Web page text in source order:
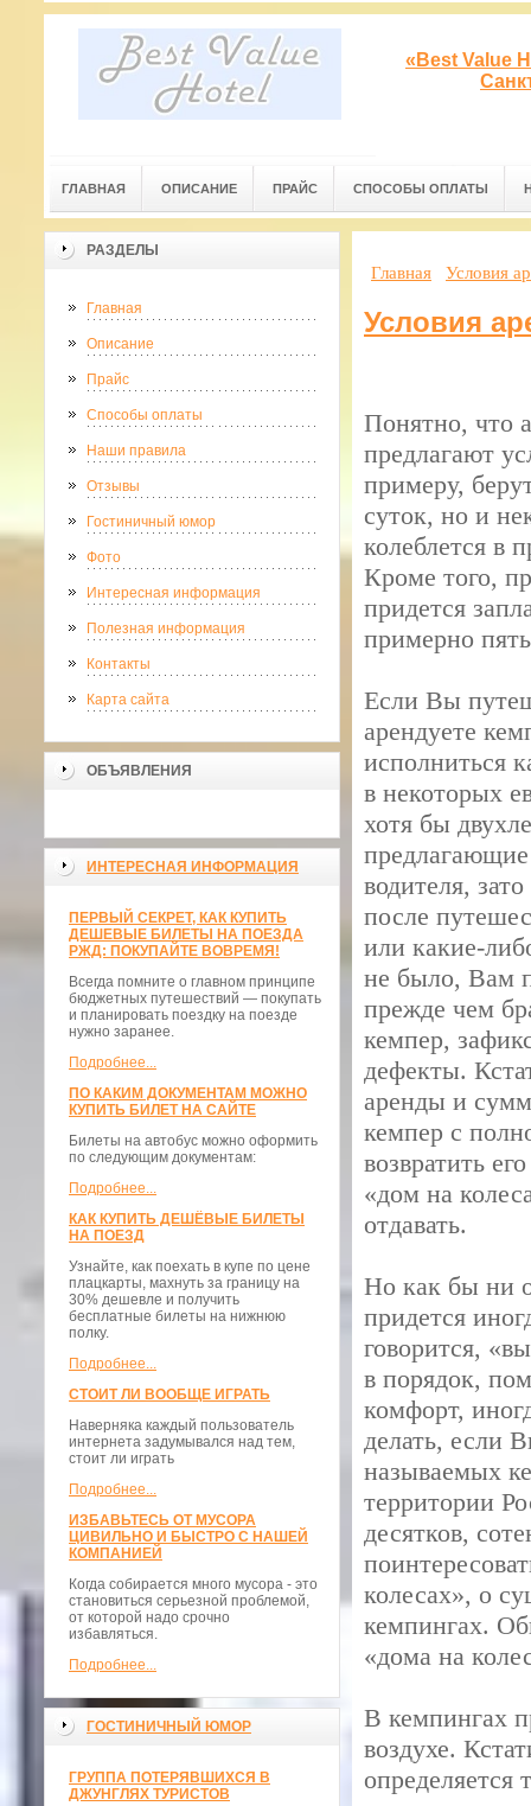
«Best Value
ГЛАВНАЯ ОПИСАНИЕ ПРАЙС СПОСОБЫ ОПЛАТЫ
РАЗДЕЛЫ
Главная
Описание
Прайс
Способы оплаты
Наши правила
Отзывы
Гостиничный юмор
Фото
Интересная информация
Полезная информация
Контакты
Карта сайта
ОБЪЯВЛЕНИЯ
ИНТЕРЕСНАЯ ИНФОРМАЦИЯ
ПЕРВЫЙ СЕКРЕТ, КАК КУПИТЬ
ДЕШЕВЫЕ БИЛЕТЫ НА ПОЕЗДА
РЖД: ПОКУПАЙТЕ ВОВРЕМЯ!
Всегда помните о главном принципе
бюджетных путешествий — покупать
и планировать поездку на поезде
нужно заранее.
Подробнее...
ПО КАКИМ ДОКУМЕНТАМ МОЖНО
КУПИТЬ БИЛЕТ НА САЙТЕ
Билеты на автобус можно оформить
по следующим документам:
Подробнее...
КАК КУПИТЬ ДЕШЁВЫЕ БИЛЕТЫ
НА ПОЕЗД
Узнайте, как поехать в купе по цене
плацкарты, махнуть за границу на
30% дешевле и получить
бесплатные билеты на нижнюю
полку.
Подробнее...
СТОИТ ЛИ ВООБЩЕ ИГРАТЬ
Наверняка каждый пользователь
интернета задумывался над тем,
стоит ли играть
Подробнее...
ИЗБАВЬТЕСЬ ОТ МУСОРА
ЦИВИЛЬНО И БЫСТРО С НАШЕЙ
КОМПАНИЕЙ
Когда собирается много мусора - это
становиться серьезной проблемой,
от которой надо срочно
избавляться.
Подробнее...
ГОСТИНИЧНЫЙ ЮМОР
ГРУППА ПОТЕРЯВШИХСЯ В
ДЖУНГЛЯХ ТУРИСТОВ
Главная Условия
Условия
Понятно, что
предлагают
примеру,
суток, но и
колеблется в
Кроме того,
придется
примерно
Если Вы
арендуете
исполниться
в некоторых
хотя бы
водителя,
после
или какие-
не было, Вам
прежде чем
кемпер,
дефекты.
аренды и
кемпер с
возвратить
«дом на
отдавать.
Но как бы ни
придется
говорится,
в порядок,
комфорт,
делать, если
называемых
территории
десятков,
колесах», о
кемпингах.
«дома на
В кемпингах
воздухе.